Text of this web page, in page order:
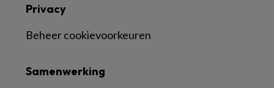
Samenwerking
Privacy
Beheer cookievoorkeuren